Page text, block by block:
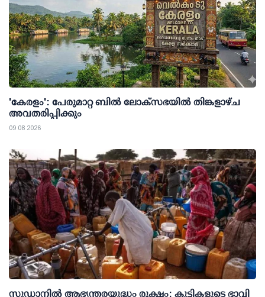
'കേരളം': പേരുമാറ്റ ബില്‍ ലോക്സഭയില്‍ തിങ്കളാഴ്ച
അവതരിപ്പിക്കും
09 08 2026
സുഡാനിൽ ആഭ്യന്തരയുദ്ധം രൂക്ഷം; കുട്ടികളുടെ ഭാവി